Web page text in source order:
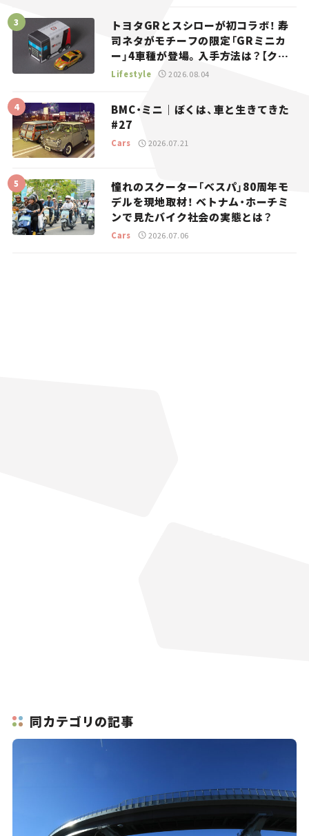
トヨタGRとスシローが初コラボ！ 寿
司ネタがモチーフの限定「GRミニカ
ー」4車種が登場。入手方法は？【クル
マとホビー】
Lifestyle 2026.08.04
BMC・ミニ｜ぼくは、車と生きてきた
#27
Cars 2026.07.21
憧れのスクーター「ベスパ」80周年モ
デルを現地取材！ ベトナム・ホーチミ
ンで見たバイク社会の実態とは？
Cars 2026.07.06
同カテゴリの記事